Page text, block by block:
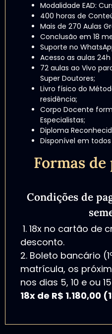
Modalidade EAD:
400 horas de
Mais de 270 Aulas
Conclusão em 18
Suporte no
Acesso as aulas
72 aulas ao Vivo
Super Doutores;
Livro físico do
residência;
Corpo Docente
Especialistas;
Diploma
Disponível em
Formas
Condições de
1. 18x no cartão de
desconto.
2. Boleto bancário
matrícula, os
nos dias 5, 10 e ou
18x de R$ 1.180,00